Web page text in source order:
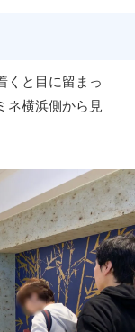
くと目に留まっ
ネ横浜側から見